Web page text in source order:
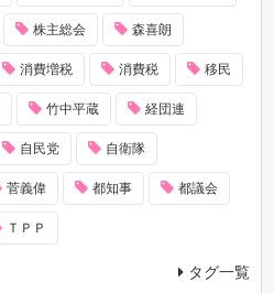
株主総会 森喜朗
消費増税 消費税 移民
竹中平蔵 経団連
自民党 自衛隊
菅義偉 都知事 都議会
ＴＰＰ
タグ一覧